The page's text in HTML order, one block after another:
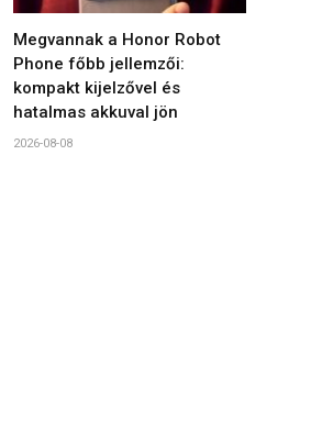
Megvannak a Honor Robot
Phone főbb jellemzői:
kompakt kijelzővel és
hatalmas akkuval jön
2026-08-08